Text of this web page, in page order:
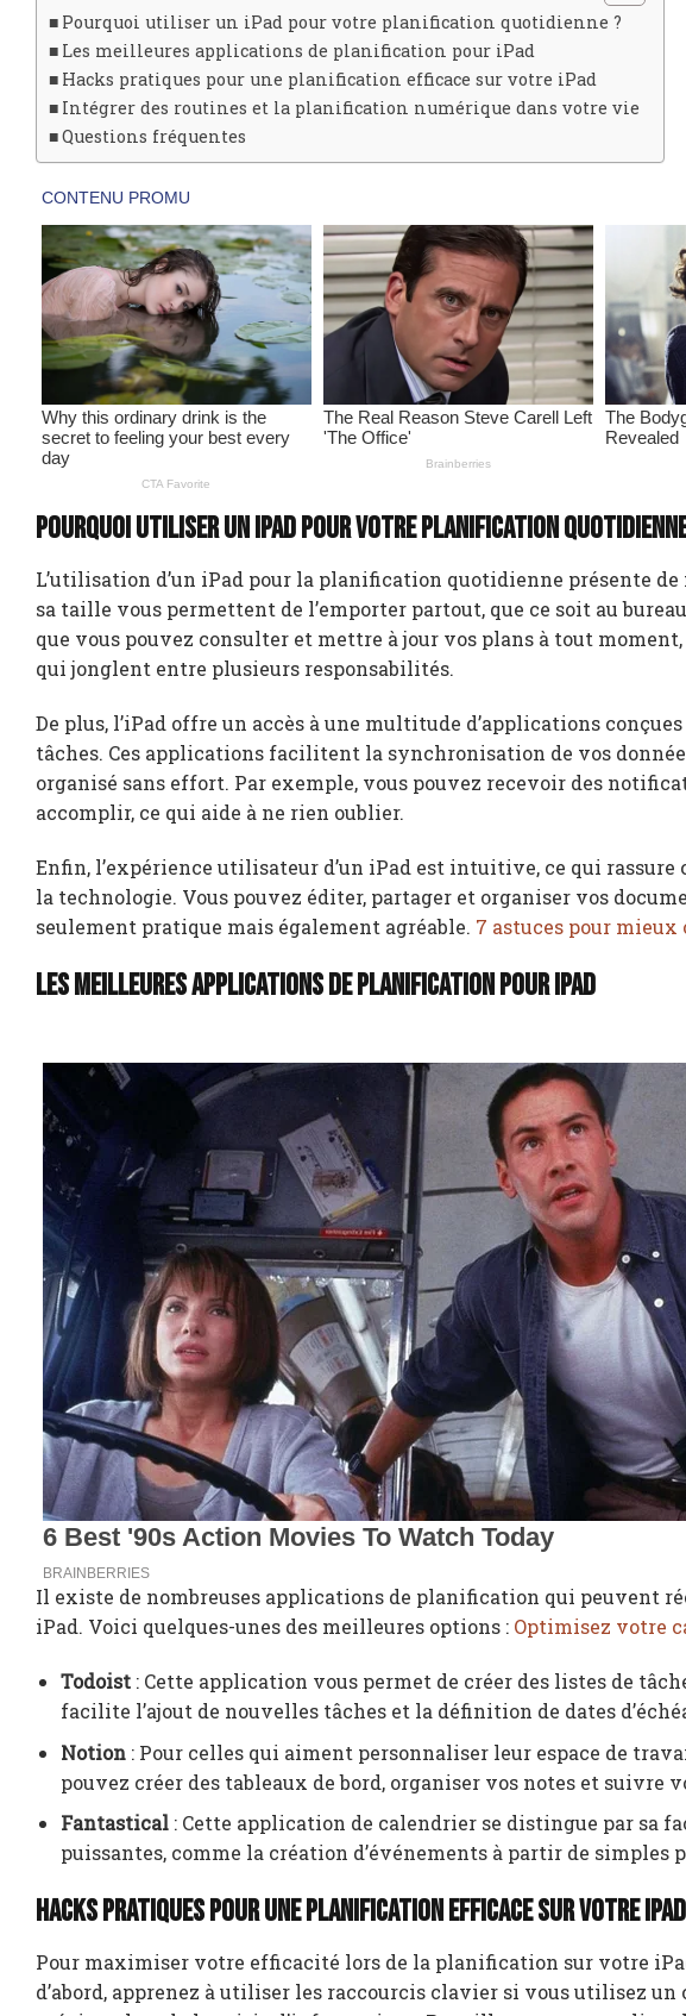
Pourquoi utiliser un iPad pour votre planification quotidienne ?
Les meilleures applications de planification pour iPad
Hacks pratiques pour une planification efficace sur votre iPad
Intégrer des routines et la planification numérique dans votre vie
Questions fréquentes
Pourquoi utiliser un iPad pour votre planification
L’utilisation d’un iPad pour la planification quotidienne présente de
sa taille vous permettent de l’emporter partout, que ce soit au
que vous pouvez consulter et mettre à jour vos plans à tout
qui jonglent entre plusieurs responsabilités.
De plus, l’iPad offre un accès à une multitude d’applications
tâches. Ces applications facilitent la synchronisation de vos
organisé sans effort. Par exemple, vous pouvez recevoir des
accomplir, ce qui aide à ne rien oublier.
Enfin, l’expérience utilisateur d’un iPad est intuitive, ce qui rassure
la technologie. Vous pouvez éditer, partager et organiser vos
seulement pratique mais également agréable. 7 astuces pour
Les meilleures applications de planification pour iPad
Il existe de nombreuses applications de planification qui peuvent
iPad. Voici quelques-unes des meilleures options : Optimisez votre
Todoist: Cette application vous permet de créer des listes de
facilite l’ajout de nouvelles tâches et la définition de dates
Notion: Pour celles qui aiment personnaliser leur espace de
pouvez créer des tableaux de bord, organiser vos notes et suivre
Fantastical: Cette application de calendrier se distingue par sa
puissantes, comme la création d’événements à partir de simples
Hacks pratiques pour une planification efficace sur votre iPad
Pour maximiser votre efficacité lors de la planification sur votre
d’abord, apprenez à utiliser les raccourcis clavier si vous utilisez